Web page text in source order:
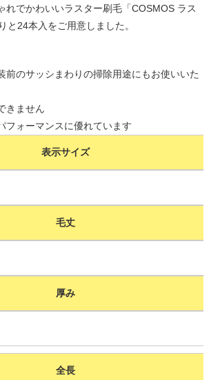
れでかわいいラスター刷毛「COSMOS ラス
と24本入をご用意しました。
前のサッシまわりの掃除用途にもお使いいた
きません
フォーマンスに優れています
表示サイズ
毛丈
厚み
全長